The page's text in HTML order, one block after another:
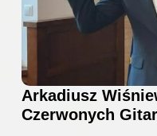
Arkadiusz
Czerwonych